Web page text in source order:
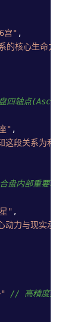
宫" ,
的核心生命力进
四轴点(Asc/Mc/
" ,
这段关系为和谐、
盘内部重要相位的
" ,
动力与现实承诺系
// 高精度星盘矢